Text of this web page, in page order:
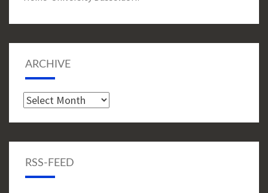
ARCHIVE
Archive
RSS-FEED